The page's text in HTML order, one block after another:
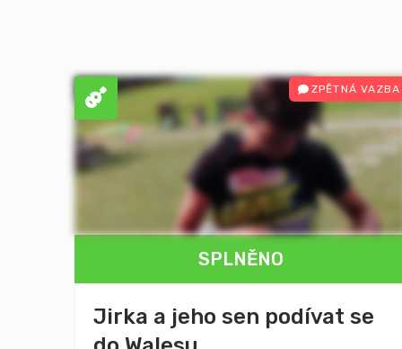
ZPĚTNÁ VAZBA
SPLNĚNO
Jirka a jeho sen podívat se